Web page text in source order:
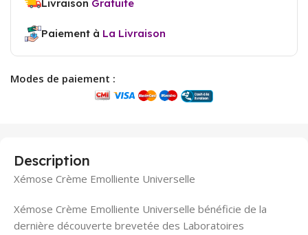
Livraison Gratuite
Paiement à La Livraison
Modes de paiement :
Description
Xémose Crème Emolliente Universelle
Xémose Crème Emolliente Universelle bénéficie de la
dernière découverte brevetée des Laboratoires